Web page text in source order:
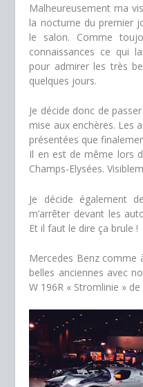
Malheureusement ma
la nocturne du premier
le salon. Comme
connaissances ce qui
pour admirer les très
quelques jours.
Je décide donc de
mise aux enchères. Les
présentées que
Il en est de même lors
Champs-Elysées.
Je décide également
m’arrêter devant les
Et il faut le dire ça brule !
Mercedes Benz comme
belles anciennes avec
W 196R « Stromlinie »